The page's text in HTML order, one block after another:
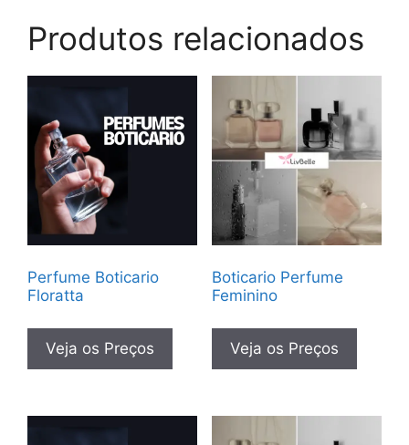
Produtos relacionados
Perfume Boticario
Floratta
Veja os Preços
Boticario Perfume
Feminino
Veja os Preços